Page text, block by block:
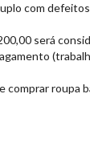
com
será
comprar roupa